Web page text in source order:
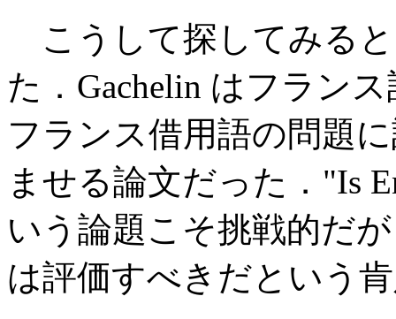
こうして探してみる
た．Gachelin はフラン
フランス借用語の問題
ませる論文だった．"Is
いう論題こそ挑戦的だ
は評価すべきだという